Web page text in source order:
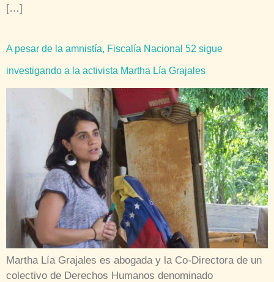
[…]
A pesar de la amnistía, Fiscalía Nacional 52 sigue
investigando a la activista Martha Lía Grajales
Martha Lía Grajales es abogada y la Co-Directora de un
colectivo de Derechos Humanos denominado